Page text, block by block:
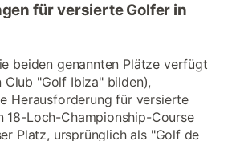
für versierte Golfer in
beiden genannten Plätze verfügt
Club "Golf Ibiza" bilden),
Herausforderung für versierte
18-Loch-Championship-Course
Platz, ursprünglich als "Golf de